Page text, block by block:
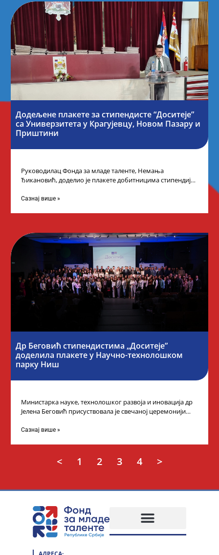
Додељене плакете за стипендисте “Доситеје”
са Универзитета у Крагујевцу, Новом Пазару и
Приштини
Руководилац Фонда за младе таленте, Немања
Ђикановић, доделио је плакете добитницима стипендије
Сазнај више »
Др Беговић стипендистима „Доситеје”
доделила плакете у Научно-технолошком
парку Ниш
Министарка науке, технолошког развоја и иновација др
Јелена Беговић присуствовала је свечаној церемонији
„Доситеја” Фонда
Сазнај више »
< 1 2 3 4 >